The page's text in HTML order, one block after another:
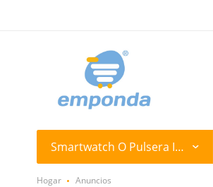
Smartwatch O Pulsera Inteligente
Hogar Anuncios